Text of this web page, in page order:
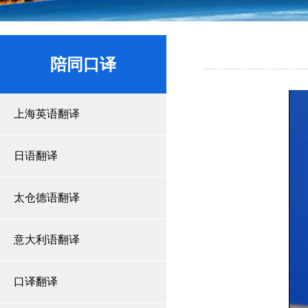
陪同口译
上海英语翻译
日语翻译
太仓德语翻译
意大利语翻译
口译翻译